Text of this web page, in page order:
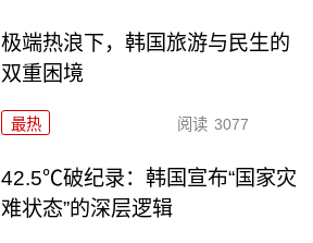
极端热浪下，韩国旅游与民生的
双重困境
最热 阅读 3077
42.5℃破纪录：韩国宣布“国家灾
难状态”的深层逻辑